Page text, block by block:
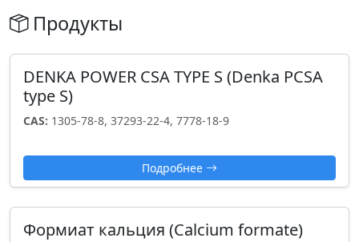
Продукты
DENKA POWER CSA TYPE S (Denka PCSA
type S)
CAS: 1305-78-8, 37293-22-4, 7778-18-9
Подробнее
Формиат кальция (Calcium formate)